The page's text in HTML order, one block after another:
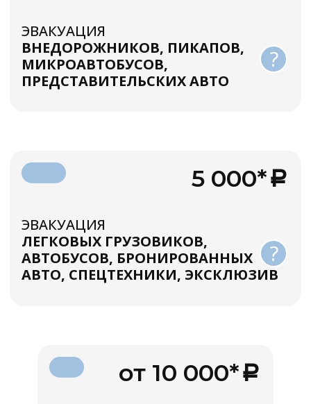
ЭВАКУАЦИЯ
ВНЕДОРОЖНИКОВ, ПИКАПОВ,
МИКРОАВТОБУСОВ,
ПРЕДСТАВИТЕЛЬСКИХ АВТО
?
5 000*
ЭВАКУАЦИЯ
ЛЕГКОВЫХ ГРУЗОВИКОВ,
АВТОБУСОВ, БРОНИРОВАННЫХ
АВТО, СПЕЦТЕХНИКИ, ЭКСКЛЮЗИВ
?
от 10 000*